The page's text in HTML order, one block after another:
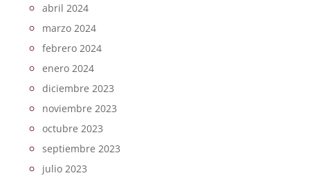
abril 2024
marzo 2024
febrero 2024
enero 2024
diciembre 2023
noviembre 2023
octubre 2023
septiembre 2023
julio 2023